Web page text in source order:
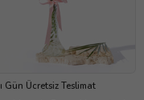
Gün Ücretsiz Teslimat